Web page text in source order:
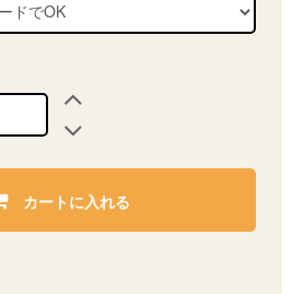
カートに入れる